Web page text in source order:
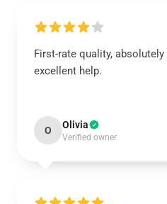
First-rate quality, absolutely
excellent help.
O Olivia
Verified owner